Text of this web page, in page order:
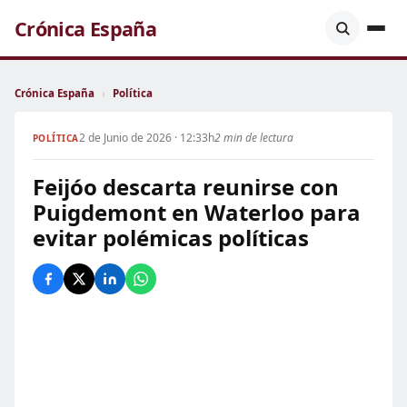
Crónica España
Crónica España › Política
POLÍTICA2 de Junio de 2026 · 12:33h2 min de lectura
Feijóo descarta reunirse con
Puigdemont en Waterloo para
evitar polémicas políticas